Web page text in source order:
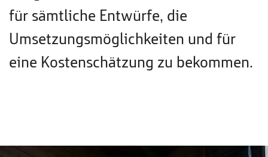
für sämtliche Entwürfe, die
Umsetzungsmöglichkeiten und für
eine Kostenschätzung zu bekommen.